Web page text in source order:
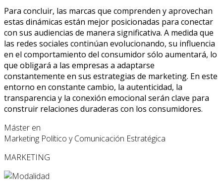
Para concluir, las marcas que comprenden y aprovechan
estas dinámicas están mejor posicionadas para conectar
con sus audiencias de manera significativa. A medida que
las redes sociales continúan evolucionando, su influencia
en el comportamiento del consumidor sólo aumentará, lo
que obligará a las empresas a adaptarse
constantemente en sus estrategias de marketing. En este
entorno en constante cambio, la autenticidad, la
transparencia y la conexión emocional serán clave para
construir relaciones duraderas con los consumidores.
Máster en
Marketing Político y Comunicación Estratégica
MARKETING